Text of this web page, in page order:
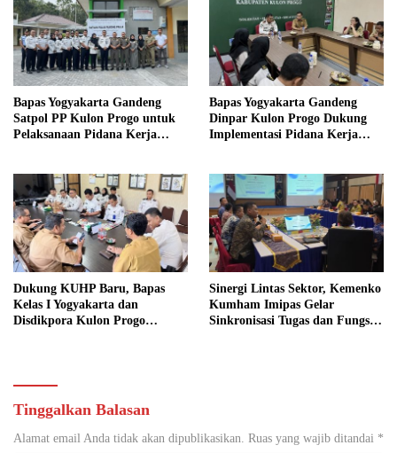
Bapas Yogyakarta Gandeng
Satpol PP Kulon Progo untuk
Pelaksanaan Pidana Kerja
Bapas Yogyakarta Gandeng
Dinpar Kulon Progo Dukung
Implementasi Pidana Kerja
Dukung KUHP Baru, Bapas
Kelas I Yogyakarta dan
Disdikpora Kulon Progo
Sinergi Lintas Sektor, Kemenko
Kumham Imipas Gelar
Sinkronisasi Tugas dan Fungsi
Tinggalkan Balasan
Alamat email Anda tidak akan dipublikasikan. Ruas yang wajib ditandai *